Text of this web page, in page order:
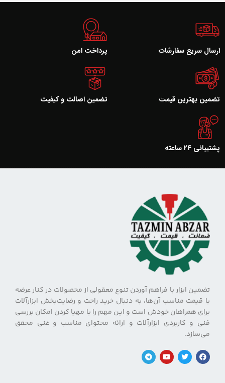
ارسال سریع سفارشات پرداخت امن
تضمین بهترین قیمت تضمین اصالت و کیفیت
پشتیبانی ۲۴ ساعته
تضمین ابزار با فراهم آوردن تنوع معقولی از محصولات در کنار عرضه
با قیمت مناسب آن‌ها، به دنبال خرید راحت و رضایت‌بخش ابزارآلات
برای همراهان خودش است و این مهم را با مهیا کردن امکان بررسی
فنی و کاربردی ابزارآلات و ارائه محتوای مناسب و غنی محقق
می‌سازد.